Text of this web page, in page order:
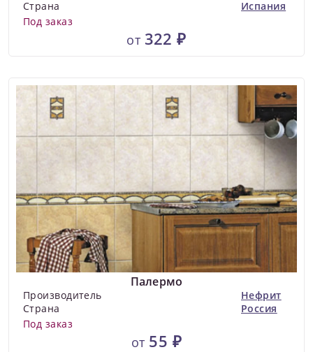
Страна
Испания
Под заказ
от 322 ₽
Палермо
Производитель
Нефрит
Страна
Россия
Под заказ
от 55 ₽